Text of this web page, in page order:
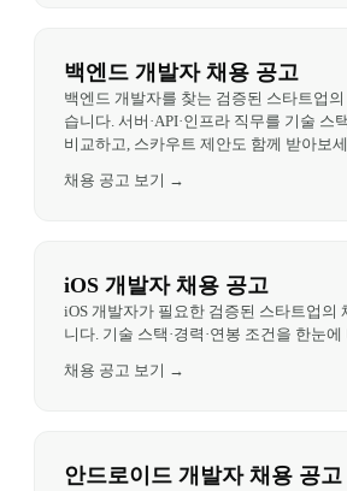
백엔드 개발자 채용 공고
백엔드 개발자를 찾는 검증된 스타트업
습니다. 서버·API·인프라 직무를 기술 스
비교하고, 스카우트 제안도 함께 받아보
채용 공고 보기 →
iOS 개발자 채용 공고
iOS 개발자가 필요한 검증된 스타트업의
니다. 기술 스택·경력·연봉 조건을 한눈
채용 공고 보기 →
안드로이드 개발자 채용 공고